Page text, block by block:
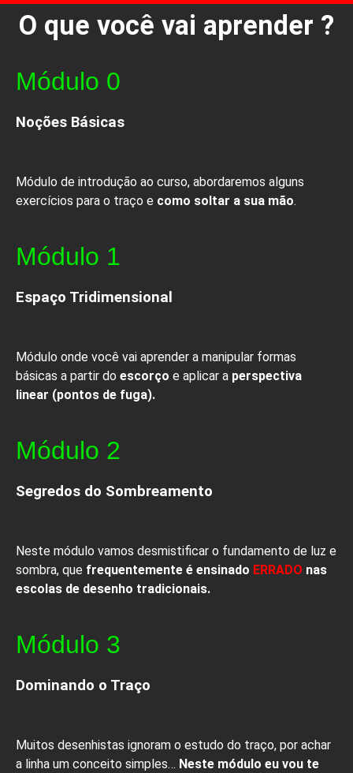
O que você vai aprender ?
Módulo 0
Noções Básicas
Módulo de introdução ao curso, abordaremos alguns
exercícios para o traço e como soltar a sua mão.
Módulo 1
Espaço Tridimensional
Módulo onde você vai aprender a manipular formas
básicas a partir do escorço e aplicar a perspectiva
linear (pontos de fuga).
Módulo 2
Segredos do Sombreamento
Neste módulo vamos desmistificar o fundamento de luz e
sombra, que frequentemente é ensinado ERRADO nas
escolas de desenho tradicionais.
Módulo 3
Dominando o Traço
Muitos desenhistas ignoram o estudo do traço, por achar
a linha um conceito simples… Neste módulo eu vou te